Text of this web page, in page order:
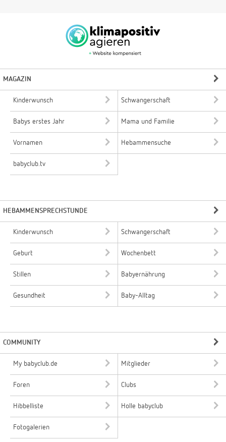
MAGAZIN
Kinderwunsch Schwangerschaft
Babys erstes Jahr Mama und Familie
Vornamen Hebammensuche
babyclub.tv
HEBAMMENSPRECHSTUNDE
Kinderwunsch Schwangerschaft
Geburt Wochenbett
Stillen Babyernährung
Gesundheit Baby-Alltag
COMMUNITY
My babyclub.de Mitglieder
Foren Clubs
Hibbelliste Holle babyclub
Fotogalerien